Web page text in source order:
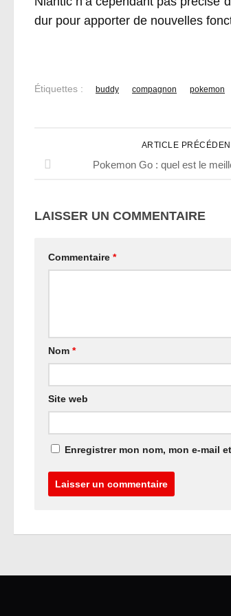
dur pour apporter de nouvelles
Étiquettes : buddy compagnon pokemon
ARTICLE
Pokemon Go : quel est le
LAISSER UN COMMENTAIRE
Commentaire *
Nom *
Site web
Enregistrer mon nom, mon e-mail